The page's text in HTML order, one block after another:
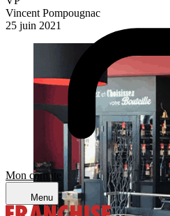
Mon compte
Menu
Vincent Pompougnac
25 juin 2021